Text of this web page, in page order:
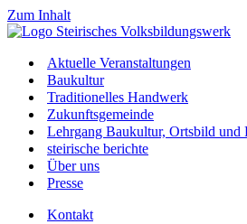
Zum Inhalt
Aktuelle Veranstaltungen
Baukultur
Traditionelles Handwerk
Zukunftsgemeinde
Lehrgang Baukultur, Ortsbild und
steirische berichte
Über uns
Presse
Kontakt